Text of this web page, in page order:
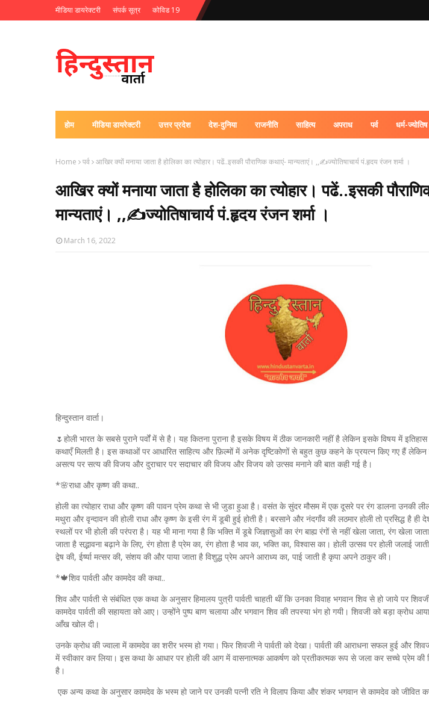
मीडिया डायरेक्टरी संपर्क सूत्र कोविड 19
होम मीडिया डायरेक्टरी उत्तर प्रदेश देश-दुनिया राजनीति साहित्य अपराध पर्व धर्म-ज्योतिष
Home पर्व आखिर क्यों मनाया जाता है होलिका का त्योहार। पढें..इसकी पौराणिक कथाएं- मान्यताएं। ,,✍️ज्योतिषाचार्य पं.हृदय रंजन शर्मा ।
आखिर क्यों मनाया जाता है होलिका का त्योहार। पढें..इसकी
मान्यताएं। ,,✍️ज्योतिषाचार्य पं.हृदय रंजन शर्मा ।
March 16, 2022
हिन्दुस्तान वार्ता।
🌷होली भारत के सबसे पुराने पर्वों में से है। यह कितना पुराना है इसके विषय में ठीक जानकारी नहीं है लेकिन इसके विषय में
कथाएँ मिलती है। इस कथाओं पर आधारित साहित्य और फ़िल्मों में अनेक दृष्टिकोणों से बहुत कुछ कहने के प्रयत्न किए गए हैं
असत्य पर सत्य की विजय और दुराचार पर सदाचार की विजय और विजय को उत्सव मनाने की बात कही गई है।
*🌸राधा और कृष्ण की कथा..
होली का त्योहार राधा और कृष्ण की पावन प्रेम कथा से भी जुडा हुआ है। वसंत के सुंदर मौसम में एक दूसरे पर रंग डालना उनकी
मथुरा और वृन्दावन की होली राधा और कृष्ण के इसी रंग में डूबी हुई होती है। बरसाने और नंदगाँव की लठमार होली तो प्रसिद्ध है
स्थलों पर भी होली की परंपरा है। यह भी माना गया है कि भक्ति में डूबे जिज्ञासुओं का रंग बाह्य रंगों से नहीं खेला जाता, रंग खेला
जाता है सद्भावना बढ़ाने के लिए, रंग होता है प्रेम का, रंग होता है भाव का, भक्ति का, विश्वास का। होली उत्सव पर होली जलाई
द्वेष की, ईर्ष्या मत्सर की, संशय की और पाया जाता है विशुद्ध प्रेम अपने आराध्य का, पाई जाती है कृपा अपने ठाकुर की।
*🍁शिव पार्वती और कामदेव की कथा..
शिव और पार्वती से संबंधित एक कथा के अनुसार हिमालय पुत्री पार्वती चाहती थीं कि उनका विवाह भगवान शिव से हो जाये पर
कामदेव पार्वती की सहायता को आए। उन्होंने पुष्प बाण चलाया और भगवान शिव की तपस्या भंग हो गयी। शिवजी को बड़ा क्रोध
आँख खोल दी।
उनके क्रोध की ज्वाला में कामदेव का शरीर भस्म हो गया। फिर शिवजी ने पार्वती को देखा। पार्वती की आराधना सफल हुई और
में स्वीकार कर लिया। इस कथा के आधार पर होली की आग में वासनात्मक आकर्षण को प्रतीकत्मक रूप से जला कर सच्चे प्रेम की
है।
एक अन्य कथा के अनुसार कामदेव के भस्म हो जाने पर उनकी पत्नी रति ने विलाप किया और शंकर भगवान से कामदेव को जीवित